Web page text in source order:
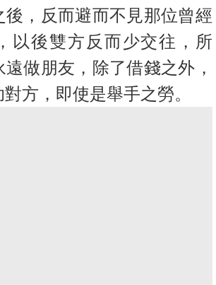
，反而避而不見那位曾經
以後雙方反而少交往，所
做朋友， 除了借錢之外，
方，即使是舉手之勞。